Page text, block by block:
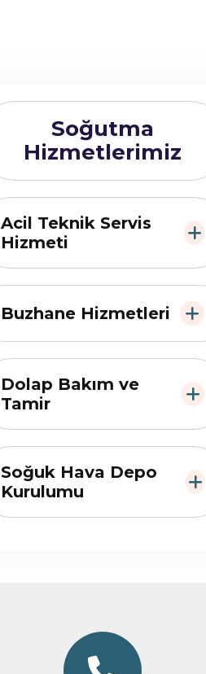
Soğutma
Hizmetlerimiz
Acil Teknik Servis
Hizmeti
Buzhane Hizmetleri
Dolap Bakım ve
Tamir
Soğuk Hava Depo
Kurulumu